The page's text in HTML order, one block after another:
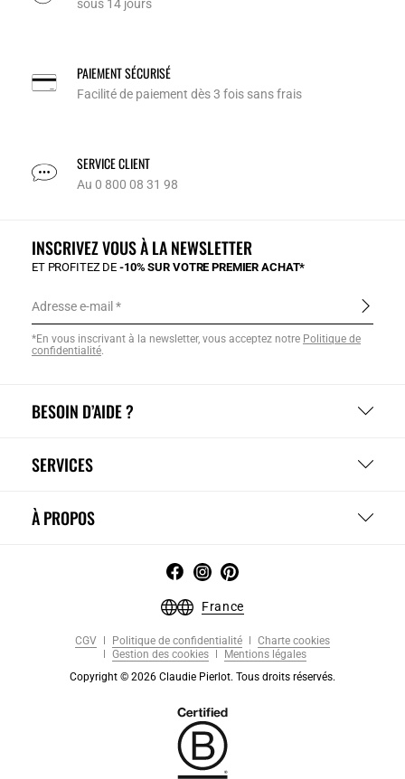
sous 14 jours
PAIEMENT SÉCURISÉ
Facilité de paiement dès 3 fois sans frais
SERVICE CLIENT
Au 0 800 08 31 98
BESOIN D’AIDE ?
SERVICES
À PROPOS
INSCRIVEZ VOUS À LA NEWSLETTER
ET PROFITEZ DE-10% SUR VOTRE PREMIER ACHAT*
Adresse e-mail
*En vous inscrivant à la newsletter, vous acceptez notre Politique de
confidentialité.
France
CGV Politique de confidentialité
Charte cookies
Gestion des cookies
Mentions légales
Copyright © 2026 Claudie Pierlot. Tous droits réservés.